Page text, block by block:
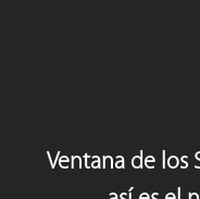
Ventana de los